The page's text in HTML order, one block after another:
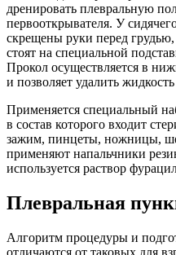
дренировать плевральную
первооткрывателя. У
скрещены руки перед
стоят на специальной
Прокол осуществляется в
и позволяет удалить
Применяется специальный
в состав которого входит
зажим, пинцеты, ножницы,
применяют напальчники
используется раствор
Плевральная
Алгоритм процедуры и